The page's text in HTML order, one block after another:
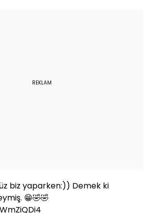
REKLAM
biz yaparken:)) Demek ki
😁🤣🤣